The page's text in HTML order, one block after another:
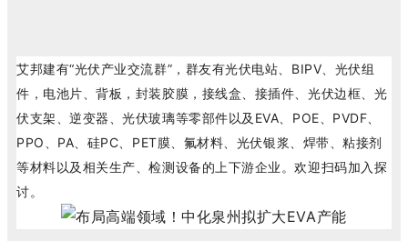
艾邦建有“光伏产业交流群”，群友有光伏电站、BIPV、光伏组
件，电池片、背板，封装胶膜，接线盒、接插件、光伏边框、光
伏支架、逆变器、光伏玻璃等零部件以及EVA、POE、PVDF、
PPO、PA、硅PC、PET膜、氟材料、光伏银浆、焊带、粘接剂
等材料以及相关生产、检测设备的上下游企业。欢迎扫码加入探
讨。